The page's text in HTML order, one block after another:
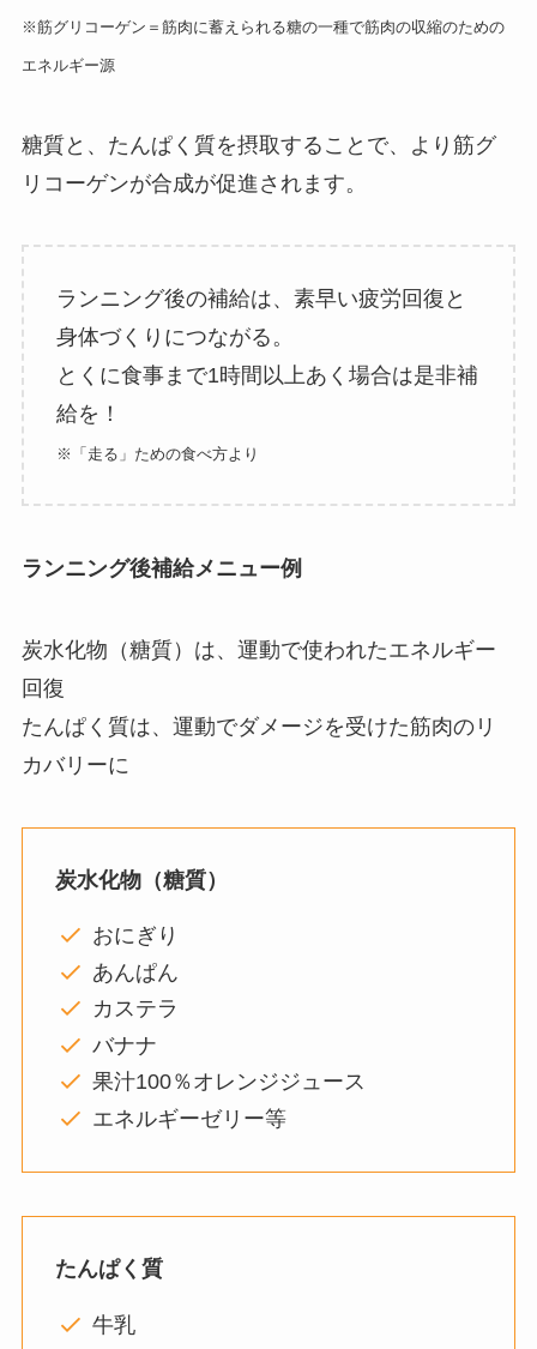
※筋グリコーゲン＝筋肉に蓄えられる糖の一種で筋肉の収縮のための
エネルギー源
糖質と、たんぱく質を摂取することで、より筋グ
リコーゲンが合成が促進されます。
ランニング後の補給は、素早い疲労回復と
身体づくりにつながる。
とくに食事まで1時間以上あく場合は是非補
給を！
※「走る」ための食べ方より
ランニング後補給メニュー例
炭水化物（糖質）は、運動で使われたエネルギー
回復
たんぱく質は、運動でダメージを受けた筋肉のリ
カバリーに
炭水化物（糖質）
おにぎり
あんぱん
カステラ
バナナ
果汁100％オレンジジュース
エネルギーゼリー等
たんぱく質
牛乳